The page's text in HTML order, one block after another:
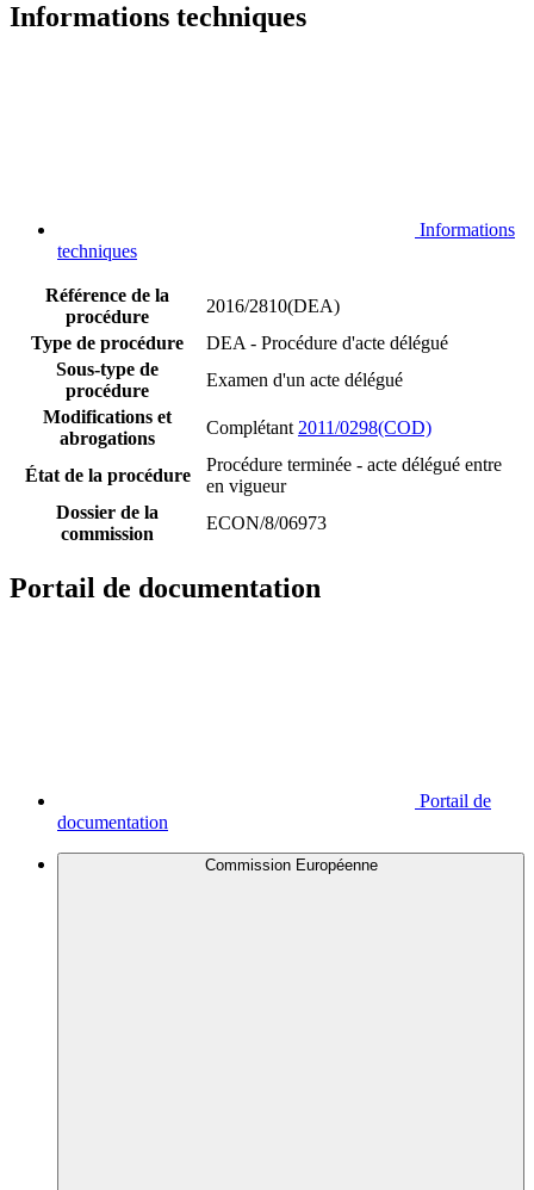
Informations techniques
Informations
techniques
Référence de la
procédure
2016/2810(DEA)
Type de procédure
DEA - Procédure d'acte délégué
Sous-type de
procédure
Examen d'un acte délégué
Modifications et
abrogations
Complétant 2011/0298(COD)
État de la procédure
Procédure terminée - acte délégué entre
en vigueur
Dossier de la
commission
ECON/8/06973
Portail de documentation
Portail de
documentation
Commission Européenne